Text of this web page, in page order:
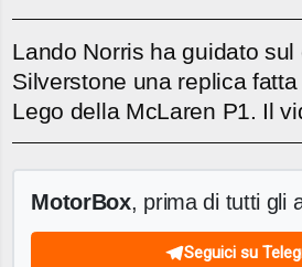
Lando Norris ha guidato sul
Silverstone una replica
Lego della McLaren P1. Il
MotorBox, prima di tutti gli
Seguici su